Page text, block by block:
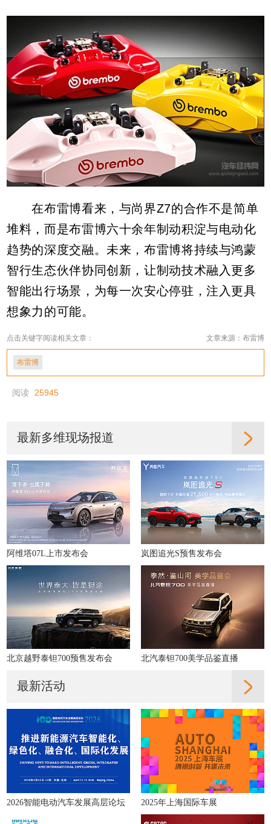
在布雷博看来，与尚界Z7的合作不是简单
堆料，而是布雷博六十余年制动积淀与电动化
趋势的深度交融。未来，布雷博将持续与鸿蒙
智行生态伙伴协同创新，让制动技术融入更多
智能出行场景，为每一次安心停驻，注入更具
想象力的可能。
点击关键字阅读相关文章： 文章来源：布雷博
布雷博
阅读 25945
最新多维现场报道
阿维塔07L上市发布会 岚图追光S预售发布会
北京越野泰钽700预售发布会 北汽泰钽700美学品鉴直播
最新活动
2026智能电动汽车发展高层论坛 2025年上海国际车展